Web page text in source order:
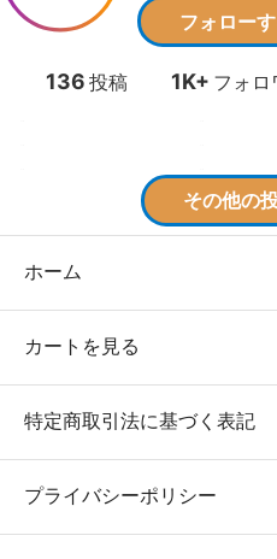
ホーム
カートを見る
特定商取引法に基づく表記
プライバシーポリシー